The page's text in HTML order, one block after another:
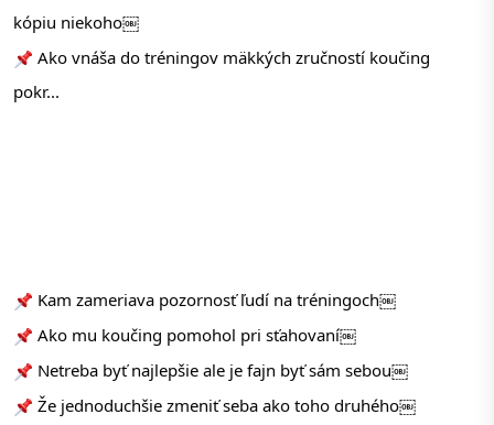
kópiu niekoho￼
Ako vnáša do tréningov mäkkých zručností koučing
pokr...
Kam zameriava pozornosť ľudí na tréningoch￼
Ako mu koučing pomohol pri sťahovaní￼
Netreba byť najlepšie ale je fajn byť sám sebou￼
Že jednoduchšie zmeniť seba ako toho druhého￼